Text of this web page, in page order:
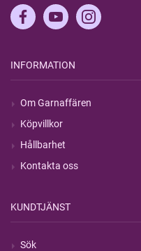
INFORMATION
Om Garnaffären
Köpvillkor
Hållbarhet
Kontakta oss
KUNDTJÄNST
Sök